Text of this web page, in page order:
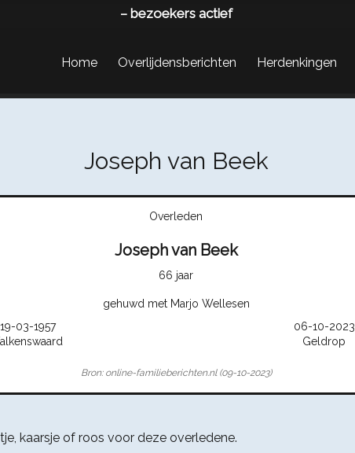
– bezoekers actief
Home Overlijdensberichten Herdenkingen
Joseph van Beek
Overleden
Joseph van Beek
66 jaar
gehuwd met Marjo Wellesen
19-03-1957
06-10-2023
Geldrop
Bron: online-familieberichten.nl (09-10-2023)
kaarsje of roos voor deze overledene.